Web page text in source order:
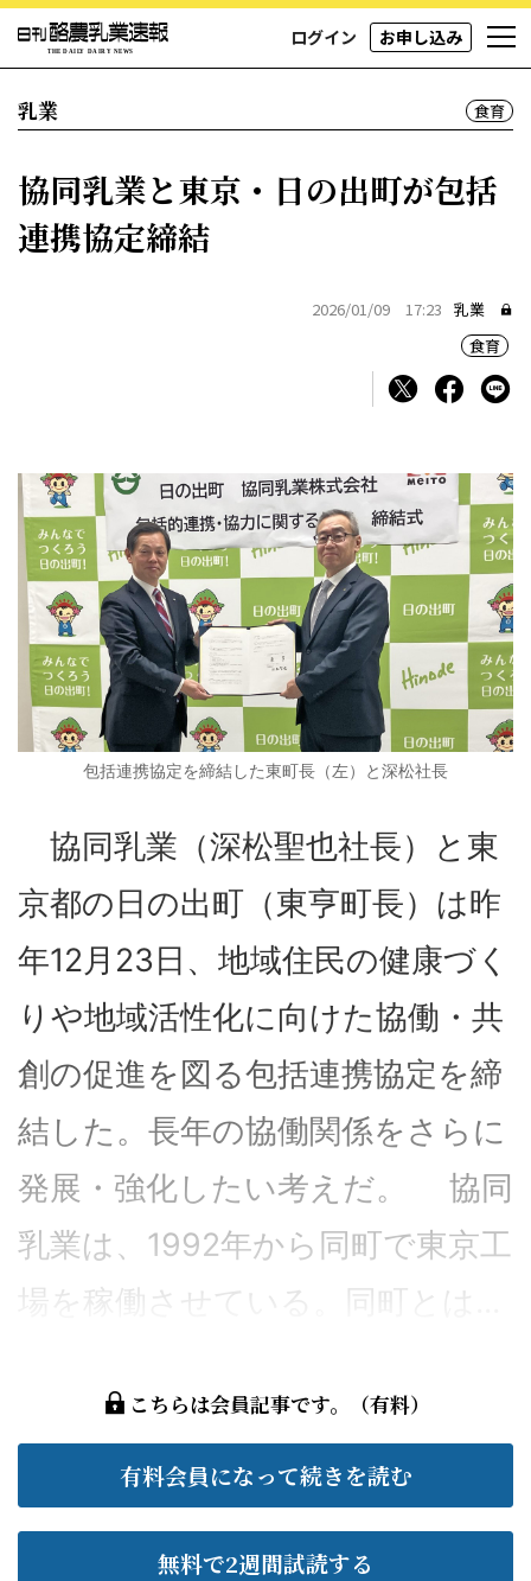
ログイン お申し込み
乳業 食育
協同乳業と東京・日の出町が包括
連携協定締結
2026/01/09 17:23 乳業
食育
包括連携協定を締結した東町長（左）と深松社長
協同乳業（深松聖也社長）と東
京都の日の出町（東亨町長）は昨
年12月23日、地域住民の健康づく
りや地域活性化に向けた協働・共
創の促進を図る包括連携協定を締
結した。長年の協働関係をさらに
発展・強化したい考えだ。 協同
乳業は、1992年から同町で東京工
場を稼働させている。同町とは...
こちらは会員記事です。（有料）
有料会員になって続きを読む
無料で2週間試読する